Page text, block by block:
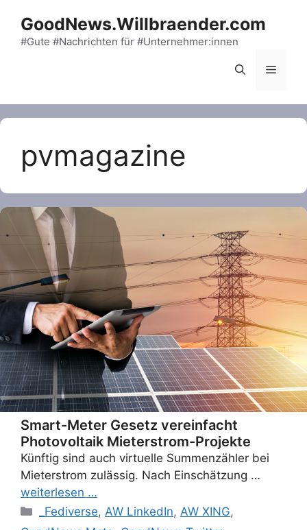
content
GoodNews.Willbraender.com
#Gute #Nachrichten für #Unternehmer:innen
Menu
pvmagazine
Smart-Meter Gesetz vereinfacht
Photovoltaik Mieterstrom-Projekte
Künftig sind auch virtuelle Summenzähler bei
Mieterstrom zulässig. Nach Einschätzung …
weiterlesen …
Categories
_Fediverse, AW LinkedIn, AW XING,